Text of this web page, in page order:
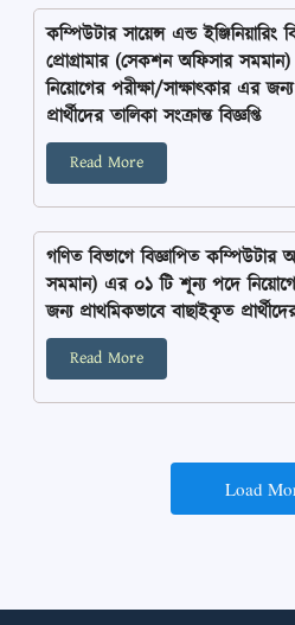
কম্পিউটার সায়েন্স এন্ড ইঞ্জিনিয়ারিং
প্রোগ্রামার (সেকশন অফিসার
নিয়োগের পরীক্ষা/সাক্ষাৎকার এর
প্রার্থীদের তালিকা সংক্রান্ত বিজ্ঞপ্তি
Read More
গণিত বিভাগে বিজ্ঞাপিত
সমমান) এর ০১ টি শূন্য পদে
জন্য প্রাথমিকভাবে বাছাইকৃত
Read More
Load